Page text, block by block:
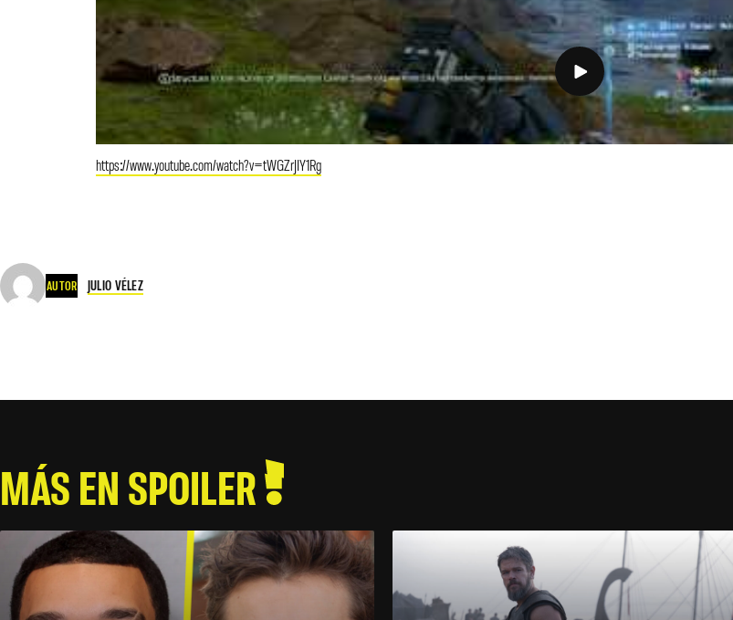
https://www.youtube.com/watch?v=tWGZrJIY1Rg
AUTOR JULIO VÉLEZ
MÁS EN SPOILER